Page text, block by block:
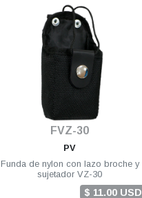
FVZ-30
PV
Funda de nylon con lazo broche y
sujetador VZ-30
$ 11.00 USD